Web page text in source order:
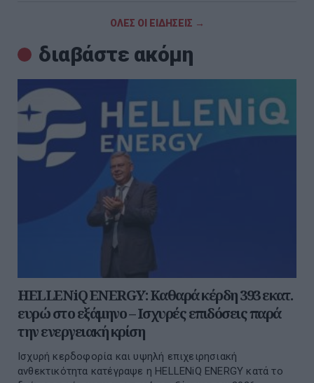
ΟΛΕΣ ΟΙ ΕΙΔΗΣΕΙΣ →
διαβάστε ακόμη
HELLENiQ ENERGY: Καθαρά κέρδη 393 εκατ.
ευρώ στο εξάμηνο – Ισχυρές επιδόσεις παρά
την ενεργειακή κρίση
Ισχυρή κερδοφορία και υψηλή επιχειρησιακή
ανθεκτικότητα κατέγραψε η HELLENiQ ENERGY κατά το